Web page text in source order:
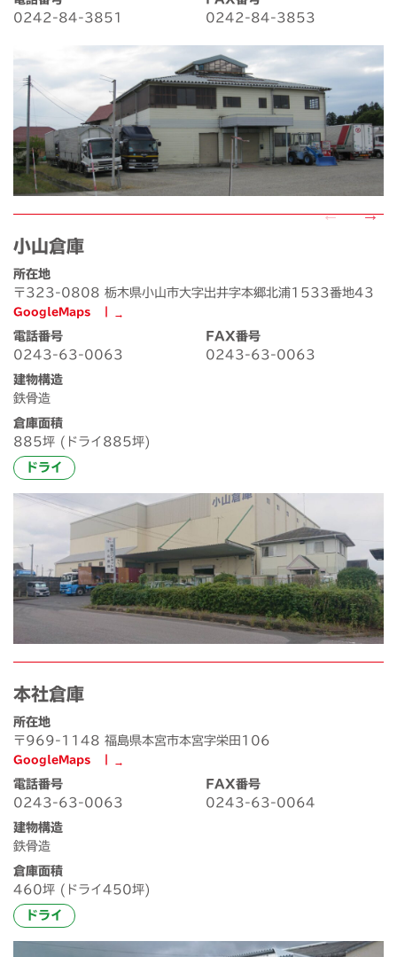
0242-84-3851
0242-84-3853
小山倉庫
所在地
〒323-0808 栃木県小山市大字出井字本郷北浦1533番地43
GoogleMaps ┃
電話番号
0243-63-0063
FAX番号
0243-63-0063
建物構造
鉄骨造
倉庫面積
885坪 (ドライ885坪)
ドライ
本社倉庫
所在地
〒969-1148 福島県本宮市本宮字栄田106
GoogleMaps ┃
電話番号
0243-63-0063
FAX番号
0243-63-0064
建物構造
鉄骨造
倉庫面積
460坪 (ドライ450坪)
ドライ